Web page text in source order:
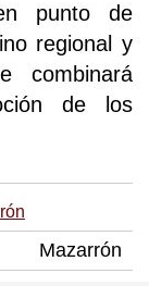
punto de
regional y
combinará
de los
Mazarrón